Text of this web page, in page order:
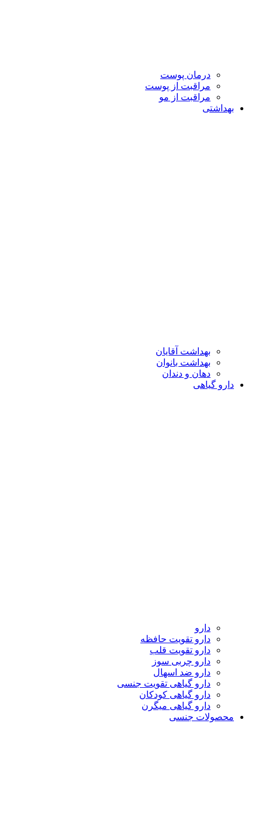
درمان پوست
مراقبت از پوست
مراقبت از مو
بهداشتی
بهداشت آقایان
بهداشت بانوان
دهان و دندان
دارو گیاهی
دارو
دارو تقویت حافظه
دارو تقویت قلب
دارو چربی سوز
دارو ضد اسهال
دارو گیاهی تقویت جنسی
دارو گیاهی کودکان
دارو گیاهی میگرن
محصولات جنسی